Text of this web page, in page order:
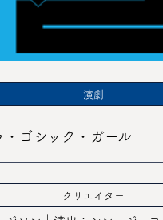
演劇
・ゴシック・ガール
クリエイター